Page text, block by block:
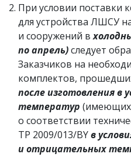
При условии поставки
для устройства ЛШСУ
и сооружений в
по апрель)следует
Заказчиков на
комплектов,
после изготовления в
температур
о соответствии
ТР 2009/013/BYв
и отрицательных